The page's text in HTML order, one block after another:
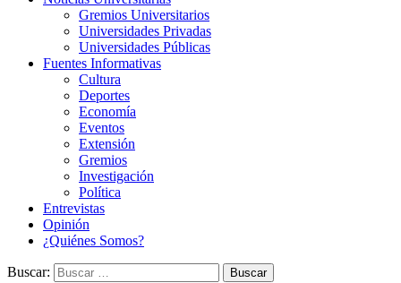
Gremios Universitarios
Universidades Privadas
Universidades Públicas
Fuentes Informativas
Cultura
Deportes
Economía
Eventos
Extensión
Gremios
Investigación
Política
Entrevistas
Opinión
¿Quiénes Somos?
Buscar: